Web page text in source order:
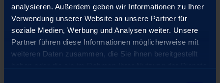
analysieren. Außerdem geben wir Informationen zu Ihrer
Verwendung unserer Website an unsere Partner für
soziale Medien, Werbung und Analysen weiter. Unsere
Partner führen diese Informationen möglicherweise mit
weiteren Daten zusammen, die Sie ihnen bereitgestellt
Für eine Übersicht aller Optionen und eine gezielte
Bearbeitung Ihrer Anfragen empfehlen wir unsere
Produkt-Checklisten,